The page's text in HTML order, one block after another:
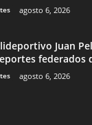
agosto 6, 2026
Juan
federados
agosto 6, 2026